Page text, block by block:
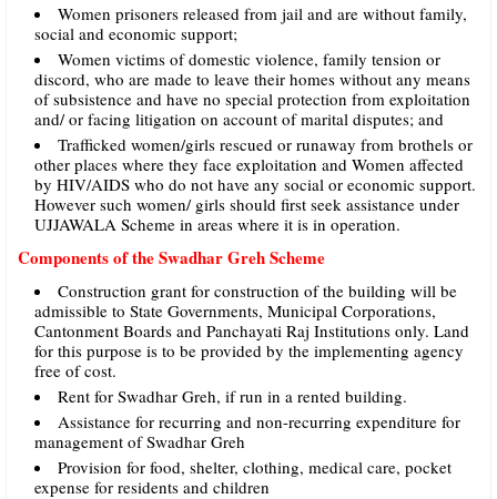
Women prisoners released from jail and are without family,
social and economic support;
Women victims of domestic violence, family tension or
discord, who are made to leave their homes without any means
of subsistence and have no special protection from exploitation
and/ or facing litigation on account of marital disputes; and
Trafficked women/girls rescued or runaway from brothels or
other places where they face exploitation and Women affected
by HIV/AIDS who do not have any social or economic support.
However such women/ girls should first seek assistance under
UJJAWALA Scheme in areas where it is in operation.
Components of the Swadhar Greh Scheme
Construction grant for construction of the building will be
admissible to State Governments, Municipal Corporations,
Cantonment Boards and Panchayati Raj Institutions only. Land
for this purpose is to be provided by the implementing agency
free of cost.
Rent for Swadhar Greh, if run in a rented building.
Assistance for recurring and non-recurring expenditure for
management of Swadhar Greh
Provision for food, shelter, clothing, medical care, pocket
expense for residents and children